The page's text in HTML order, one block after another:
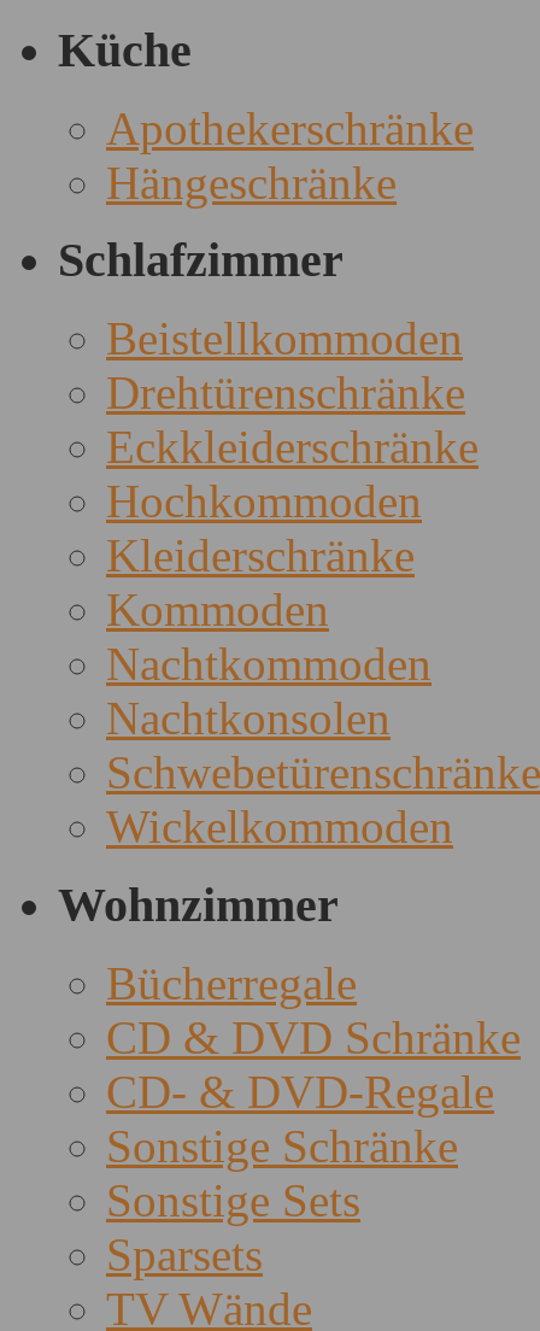
Küche
Apothekerschränke
Hängeschränke
Schlafzimmer
Beistellkommoden
Drehtürenschränke
Eckkleiderschränke
Hochkommoden
Kleiderschränke
Kommoden
Nachtkommoden
Nachtkonsolen
Schwebetürenschränke
Wickelkommoden
Wohnzimmer
Bücherregale
CD & DVD Schränke
CD- & DVD-Regale
Sonstige Schränke
Sonstige Sets
Sparsets
TV Wände